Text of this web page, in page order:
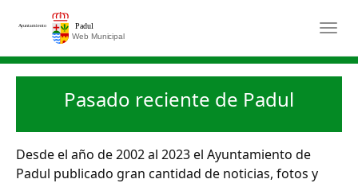
Saltar al contenido principal
Pasado reciente de Padul
Desde el año de 2002 al 2023 el Ayuntamiento de
Padul publicado gran cantidad de noticias, fotos y